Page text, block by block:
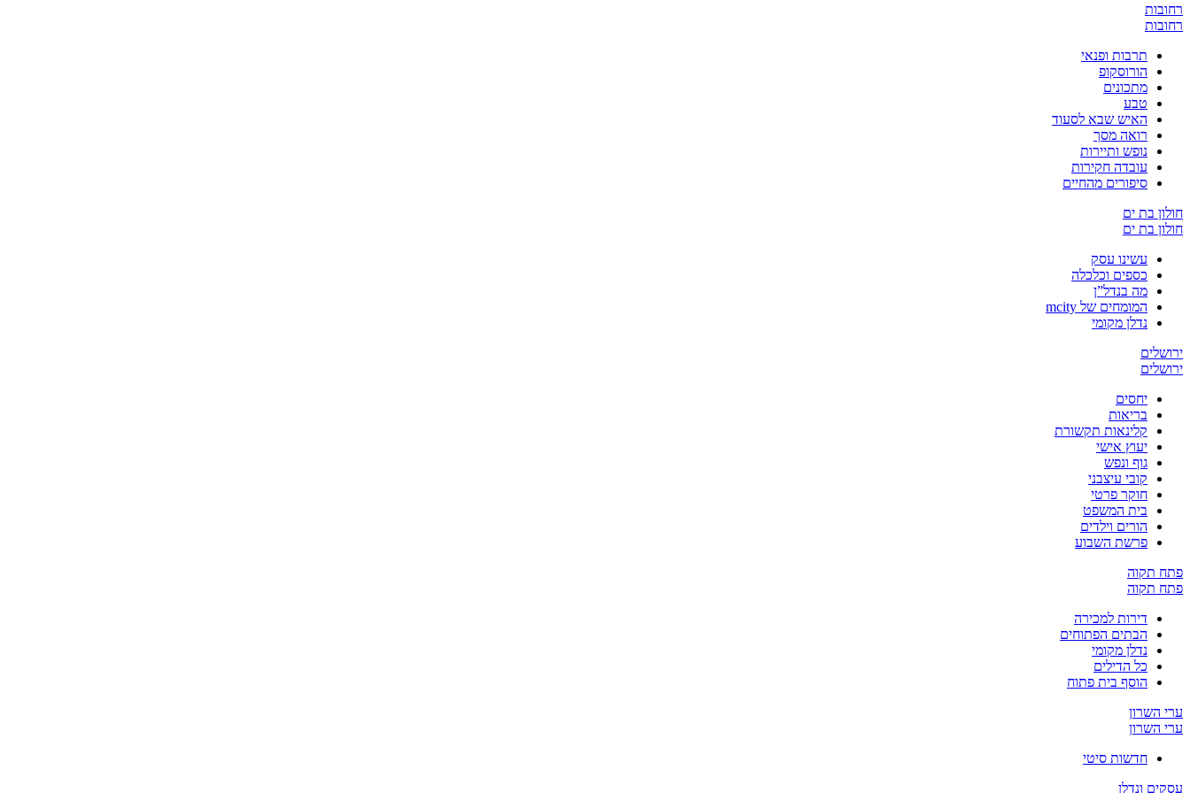
רחובות
רחובות
תרבות ופנאי
הורוסקופ
מתכונים
טבע
האיש שבא לסעוד
רואה מסך
נופש ותיירות
עובדה חקירות
סיפורים מהחיים
חולון בת ים
חולון בת ים
עשינו עסק
כספים וכלכלה
מה בנדל”ן
המומחים של mcity
נדלן מקומי
ירושלים
ירושלים
יחסים
בריאות
קלינאות תקשורת
יעוץ אישי
גוף ונפש
קובי עיצבני
חוקר פרטי
בית המשפט
הורים וילדים
פרשת השבוע
פתח תקוה
פתח תקוה
דירות למכירה
הבתים הפתוחים
נדלן מקומי
כל הדילים
הוסף בית פתוח
ערי השרון
ערי השרון
חדשות סיטי
עסקים ונדלן